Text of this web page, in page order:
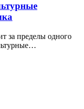
за пределы одного